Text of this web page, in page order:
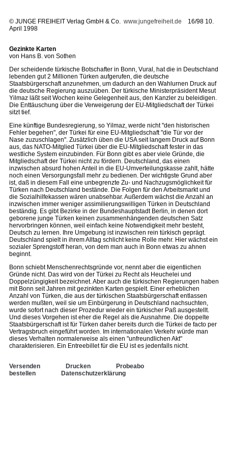
© JUNGE FREIHEIT Verlag GmbH & Co. www.jungefreiheit.de 16/98 10.
April 1998
Gezinkte Karten
von Hans B. von Sothen
Der scheidende türkische Botschafter in Bonn, Vural, hat die in Deutschland
lebenden gut 2 Millionen Türken aufgerufen, die deutsche
Staatsbürgerschaft anzunehmen, um dadurch an den Wahlurnen Druck auf
die deutsche Regierung auszuüben. Der türkische Ministerpräsident Mesut
Yilmaz läßt seit Wochen keine Gelegenheit aus, den Kanzler zu beleidigen.
Die Enttäuschung über die Verweigerung der EU-Mitgliedschaft der Türkei
sitzt tief.
Eine künftige Bundesregierung, so Yilmaz, werde nicht "den historischen
Fehler begehen", der Türkei für eine EU-Mitgliedschaft "die Tür vor der
Nase zuzuschlagen". Zusätzlich üben die USA seit langem Druck auf Bonn
aus, das NATO-Mitglied Türkei über die EU-Mitgliedschaft fester in das
westliche System einzubinden. Für Bonn gibt es aber viele Gründe, die
Mitgliedschaft der Türkei nicht zu fördern. Deutschland, das einen
inzwischen absurd hohen Anteil in die EU-Umverteilungskasse zahlt, hätte
noch einen Versorgungsfall mehr zu bedienen. Der wichtigste Grund aber
ist, daß in diesem Fall eine unbegrenzte Zu- und Nachzugsmöglichkeit für
Türken nach Deutschland bestände. Die Folgen für den Arbeitsmarkt und
die Sozialhilfekassen wären unabsehbar. Außerdem wächst die Anzahl an
inzwischen immer weniger assimilierungswilligen Türken in Deutschland
beständig. Es gibt Bezirke in der Bundeshauptstadt Berlin, in denen dort
geborene junge Türken keinen zusammenhängenden deutschen Satz
hervorbringen können, weil einfach keine Notwendigkeit mehr besteht,
Deutsch zu lernen. Ihre Umgebung ist inzwischen rein türkisch geprägt.
Deutschland spielt in ihrem Alltag schlicht keine Rolle mehr. Hier wächst ein
sozialer Sprengstoff heran, von dem man auch in Bonn etwas zu ahnen
beginnt.
Bonn schiebt Menschenrechtsgründe vor, nennt aber die eigentlichen
Gründe nicht. Das wird von der Türkei zu Recht als Heuchelei und
Doppelzüngigkeit bezeichnet. Aber auch die türkischen Regierungen haben
mit Bonn seit Jahren mit gezinkten Karten gespielt. Einer erheblichen
Anzahl von Türken, die aus der türkischen Staatsbürgerschaft entlassen
werden mußten, weil sie um Einbürgerung in Deutschland nachsuchten,
wurde sofort nach dieser Prozedur wieder ein türkischer Paß ausgestellt.
Und dieses Vorgehen ist eher die Regel als die Ausnahme. Die doppelte
Staatsbürgerschaft ist für Türken daher bereits durch die Türkei de facto per
Vertragsbruch eingeführt worden. Im internationalen Verkehr würde man
dieses Verhalten normalerweise als einen "unfreundlichen Akt"
charakterisieren. Ein Entreebillet für die EU ist es jedenfalls nicht.
Versenden Drucken
Probeabo
bestellen
Datenschutzerklärung